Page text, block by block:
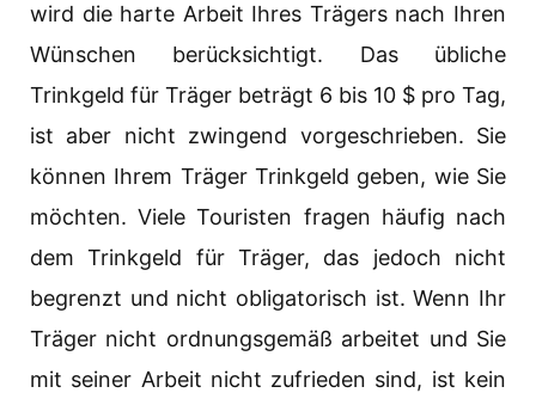
wird die harte Arbeit Ihres Trägers nach Ihren
Wünschen berücksichtigt. Das übliche
Trinkgeld für Träger beträgt 6 bis 10 $ pro Tag,
ist aber nicht zwingend vorgeschrieben. Sie
können Ihrem Träger Trinkgeld geben, wie Sie
möchten. Viele Touristen fragen häufig nach
dem Trinkgeld für Träger, das jedoch nicht
begrenzt und nicht obligatorisch ist. Wenn Ihr
Träger nicht ordnungsgemäß arbeitet und Sie
mit seiner Arbeit nicht zufrieden sind, ist kein